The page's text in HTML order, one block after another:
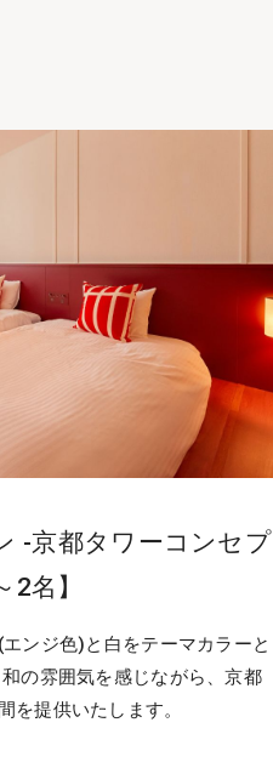
-京都タワーコンセプ
2名】
ンジ色)と白をテーマカラーと
の雰囲気を感じながら、京都
を提供いたします。